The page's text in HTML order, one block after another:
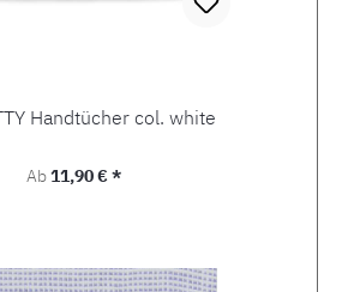
Handtücher col. white
Regulärer Preis:
Ab11,90 € *